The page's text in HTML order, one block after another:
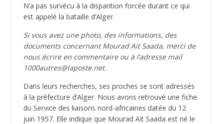
N’a pas survécu à la disparition forcée durant ce qui
est appelé la bataille d’Alger.
Si vous avez une photo, des informations, des
documents concernant Mourad Ait Saada, merci de
nous écrire en commentaire ou à l’adresse mail
1000autres@laposte.net.
Dans leurs recherches, ses proches se sont adressés
à la préfecture d’Alger. Nous avons retrouvé une fiche
du Service des liaisons nord-africaines datée du 12
juin 1957. Elle indique que Mourad Aït Saada est né le